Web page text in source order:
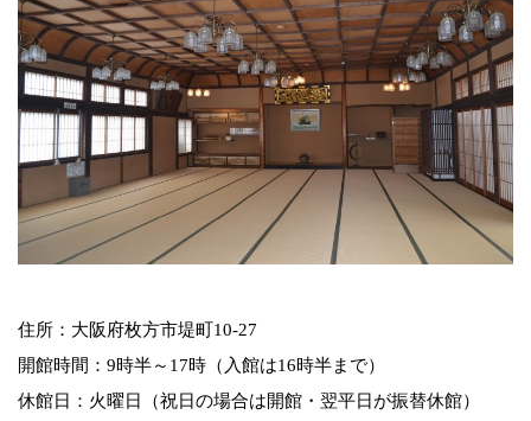
住所：大阪府枚方市堤町10-27
開館時間：9時半～17時（入館は16時半まで）
休館日：火曜日（祝日の場合は開館・翌平日が振替休館）